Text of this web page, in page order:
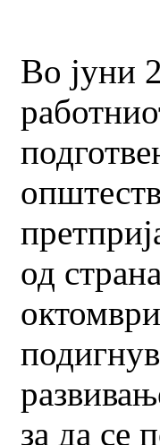
Во јуни
од
за да се